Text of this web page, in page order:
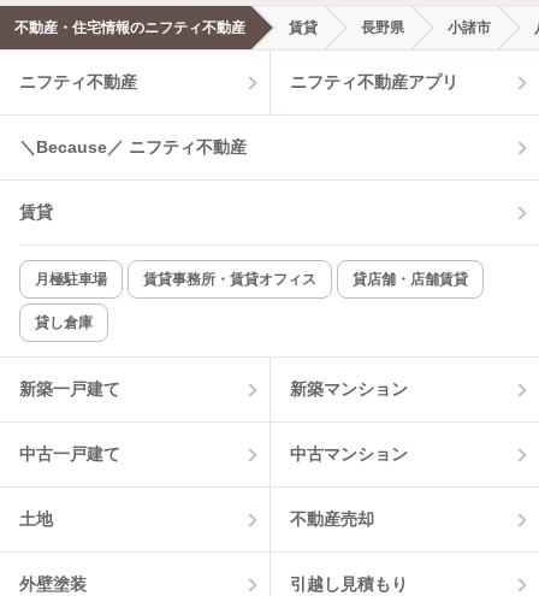
エアコンあり 都市ガス
温水洗浄便座 オートロック
コンロ2口以上
新着のみ インターネット無料
該当件数:
0件
不動産・住宅情報のニフティ不動産 賃貸 長野県 小諸市
ニフティ不動産 ニフティ不動産アプリ
＼Because／ ニフティ不動産
賃貸
月極駐車場 賃貸事務所・賃貸オフィス 貸店舗・店舗賃貸
貸し倉庫
新築一戸建て 新築マンション
中古一戸建て 中古マンション
土地 不動産売却
外壁塗装 引越し見積もり